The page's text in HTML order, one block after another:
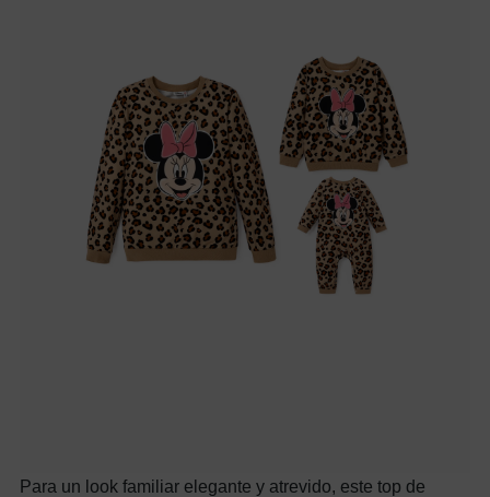
Para un look familiar elegante y atrevido, este top de